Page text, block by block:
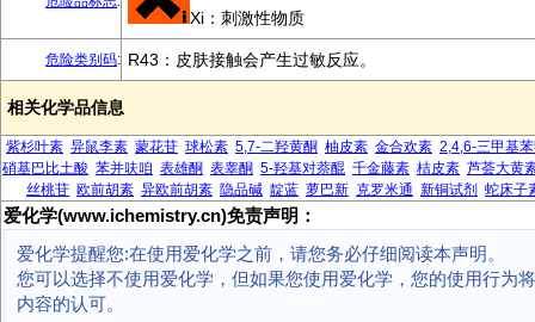
Xi：刺激性物质
危险类别码: R43：皮肤接触会产生过敏反应。
相关化学品信息
紫杉叶素 异鼠李素 蒙花苷 球松素 5,7-二羟黄酮 柚皮素 金合欢素 2,4,6-三甲基
硝基巴比土酸 苯并呋咱 表雄酮 表睾酮 5-羟基对萘醌 千金藤素 桔皮素 芦荟大黄
丝桃苷 欧前胡素 异欧前胡素 隐品碱 靛蓝 萝巴新 克罗米通 新铜试剂 蛇床子
爱化学(www.ichemistry.cn)免责声明：
爱化学提醒您:在使用爱化学之前，请您务必仔细阅读本声明。
您可以选择不使用爱化学，但如果您使用爱化学，您的使用行为
内容的认可。